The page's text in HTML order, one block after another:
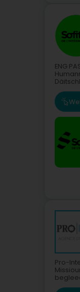
ENG
Pro-